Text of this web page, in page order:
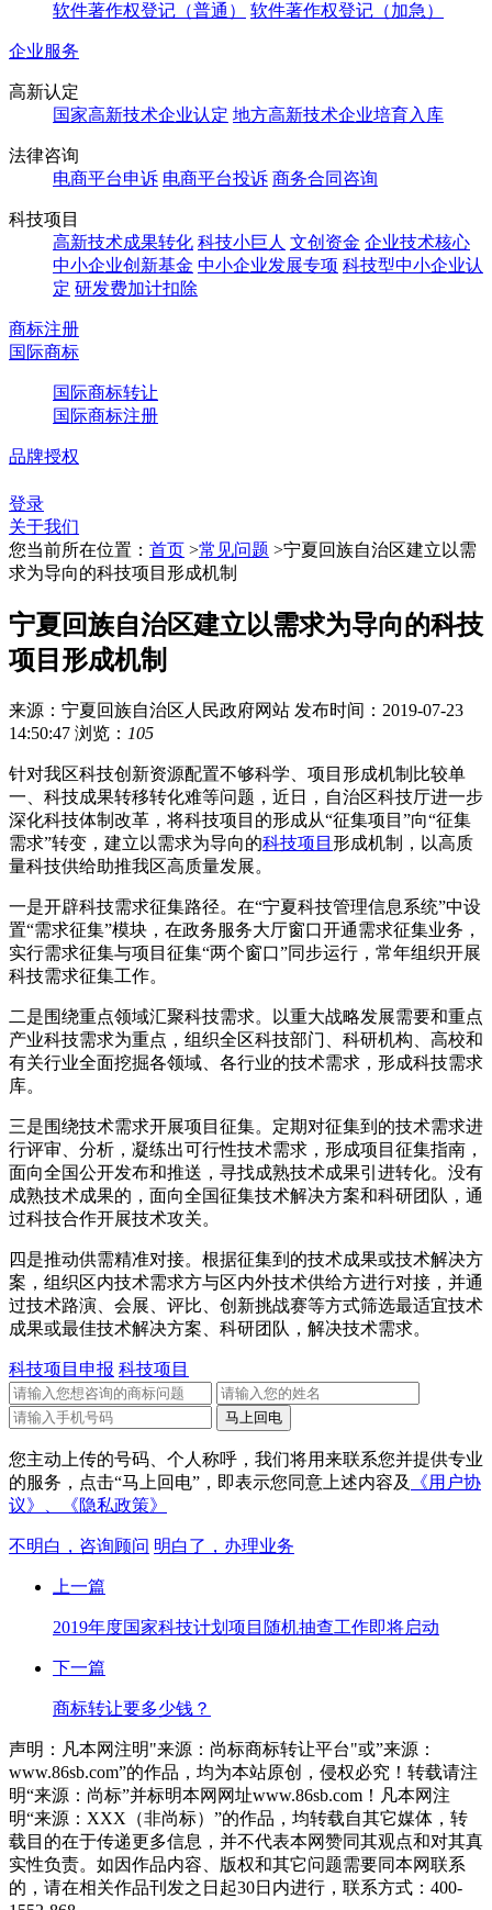
软件著作权登记（普通）
软件著作权登记（加急）
企业服务
高新认定
国家高新技术企业认定 地方高新技术企业培育入库
法律咨询
电商平台申诉 电商平台投诉 商务合同咨询
科技项目
高新技术成果转化 科技小巨人 文创资金 企业技术核心
中小企业创新基金 中小企业发展专项 科技型中小企业认
定 研发费加计扣除
商标注册
国际商标
国际商标转让
国际商标注册
品牌授权
登录
关于我们
您当前所在位置： 首页 >常见问题 >宁夏回族自治区建立以需
求为导向的科技项目形成机制
宁夏回族自治区建立以需求为导向的科技
项目形成机制
来源：宁夏回族自治区人民政府网站 发布时间：2019-07-23
14:50:47 浏览： 105
针对我区科技创新资源配置不够科学、项目形成机制比较单
一、科技成果转移转化难等问题，近日，自治区科技厅进一步
深化科技体制改革，将科技项目的形成从“征集项目”向“征集
需求”转变，建立以需求为导向的科技项目 形成机制，以高质
量科技供给助推我区高质量发展。
一是开辟科技需求征集路径。在“宁夏科技管理信息系统”中设
置“需求征集”模块，在政务服务大厅窗口开通需求征集业务，
实行需求征集与项目征集“两个窗口”同步运行，常年组织开展
科技需求征集工作。
二是围绕重点领域汇聚科技需求。以重大战略发展需要和重点
产业科技需求为重点，组织全区科技部门、科研机构、高校和
有关行业全面挖掘各领域、各行业的技术需求，形成科技需求
库。
三是围绕技术需求开展项目征集。定期对征集到的技术需求进
行评审、分析，凝练出可行性技术需求，形成项目征集指南，
面向全国公开发布和推送，寻找成熟技术成果引进转化。没有
成熟技术成果的，面向全国征集技术解决方案和科研团队，通
过科技合作开展技术攻关。
四是推动供需精准对接。根据征集到的技术成果或技术解决方
案，组织区内技术需求方与区内外技术供给方进行对接，并通
过技术路演、会展、评比、创新挑战赛等方式筛选最适宜技术
成果或最佳技术解决方案、科研团队，解决技术需求。
科技项目申报 科技项目
您主动上传的号码、个人称呼，我们将用来联系您并提供专业
的服务，点击“马上回电”，即表示您同意上述内容及
《用户协
议》、
《隐私政策》
不明白，咨询顾问 明白了，办理业务
上一篇
2019年度国家科技计划项目随机抽查工作即将启动
下一篇
商标转让要多少钱？
声明：凡本网注明"来源：尚标商标转让平台"或”来源：
www.86sb.com”的作品，均为本站原创，侵权必究！转载请注
明“来源：尚标”并标明本网网址www.86sb.com！凡本网注
明“来源：XXX（非尚标）”的作品，均转载自其它媒体，转
载目的在于传递更多信息，并不代表本网赞同其观点和对其真
实性负责。如因作品内容、版权和其它问题需要同本网联系
的，请在相关作品刊发之日起30日内进行，联系方式：400-